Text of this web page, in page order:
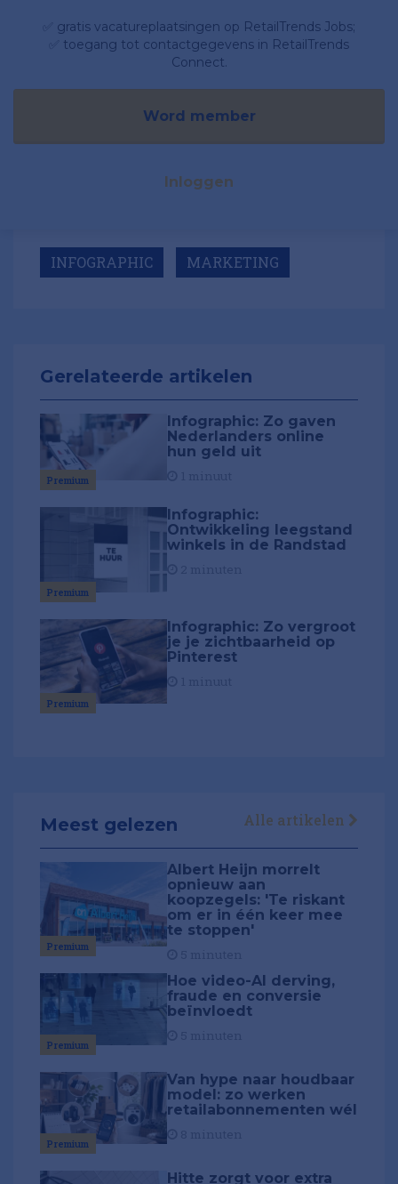
✅ gratis vacatureplaatsingen op RetailTrends Jobs;
✅ toegang tot contactgegevens in RetailTrends
Connect.
Word member
Inloggen
INFOGRAPHIC MARKETING
Gerelateerde artikelen
Premium
Infographic: Zo gaven
Nederlanders online
hun geld uit
Premium
Infographic:
Ontwikkeling leegstand
winkels in de Randstad
Premium
Infographic: Zo vergroot
je je zichtbaarheid op
Pinterest
Meest gelezen Alle artikelen
Premium
Albert Heijn morrelt
opnieuw aan
koopzegels: 'Te riskant
om er in één keer mee
te stoppen'
Premium
Hoe video-AI derving,
fraude en conversie
beïnvloedt
Premium
Van hype naar houdbaar
model: zo werken
retailabonnementen wél
Hitte zorgt voor extra